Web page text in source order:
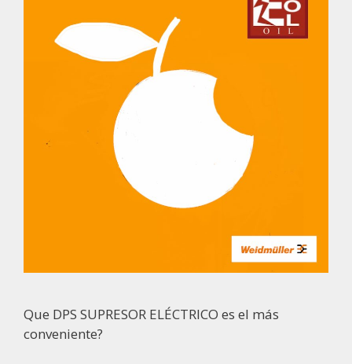
Que DPS SUPRESOR ELÉCTRICO es el más
conveniente?